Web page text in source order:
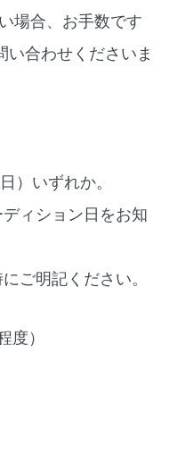
場合、お手数です
い合わせくださいま
）いずれか。
ィション日をお知
ご明記ください。
）